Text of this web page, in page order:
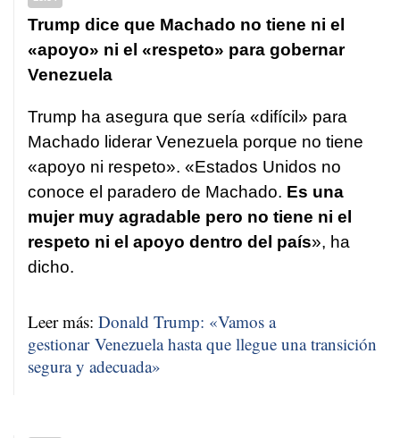
Trump dice que Machado no tiene ni el
«apoyo» ni el «respeto» para gobernar
Venezuela
Trump ha asegura que sería «difícil» para
Machado liderar Venezuela porque no tiene
«apoyo ni respeto». «Estados Unidos no
conoce el paradero de Machado. Es una
mujer muy agradable pero no tiene ni el
respeto ni el apoyo dentro del país», ha
dicho.
Leer más: Donald Trump: «Vamos a
gestionar Venezuela hasta que llegue una transición
segura y adecuada»